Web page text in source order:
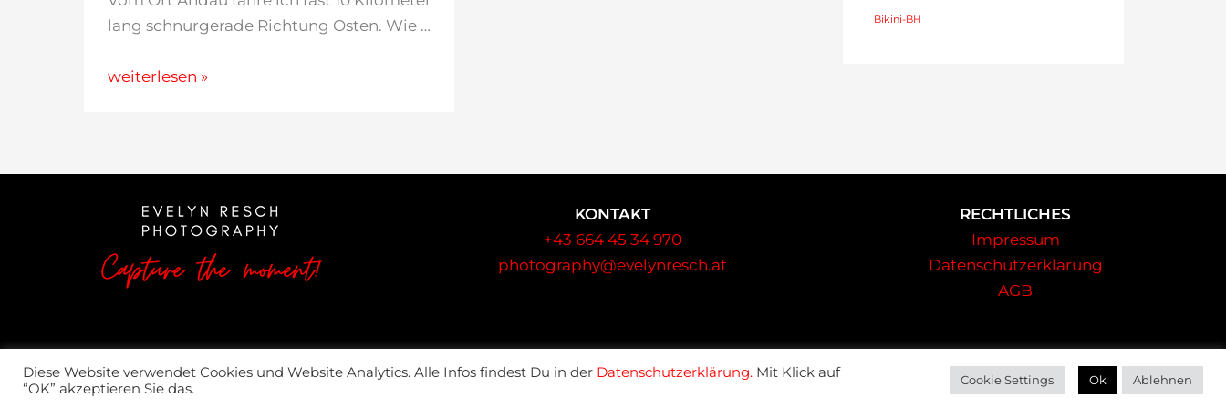
lang schnurgerade Richtung Osten. Wie …
Die
weiterlesen »
Bikini-BH
KONTAKT
+43 664 45 34 970
photography@evelynresch.at
RECHTLICHES
Impressum
Datenschutzerklärung
AGB
Copyright © 2026 Evelyn Resch
Diese Website verwendet Cookies und Website Analytics. Alle Infos findest Du in der Datenschutzerklärung. Mit Klick auf
“OK” akzeptieren Sie das.
Cookie Settings Ok Ablehnen